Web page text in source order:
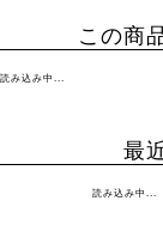
この商
読み込み中...
最
読み込み中...